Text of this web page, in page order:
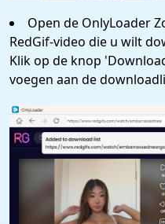
Open de OnlyLoader
RedGif-video die u wilt
Klik op de knop
voegen aan de